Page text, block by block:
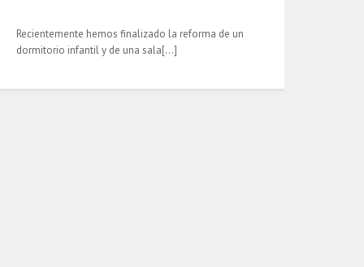
Recientemente hemos finalizado la reforma de un
dormitorio infantil y de una sala[…]